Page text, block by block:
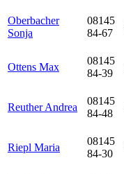
Oberbacher
Sonja
08145
84-67
Ottens Max
08145
84-39
Reuther Andrea
08145
84-48
Riepl Maria
08145
84-30